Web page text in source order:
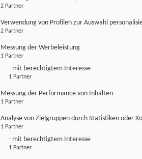
2 Partner
Verwendung von Profilen zur Auswahl
2 Partner
Messung der Werbeleistung
1 Partner
- mit berechtigtem Interesse
1 Partner
Messung der Performance von Inhalten
1 Partner
Analyse von Zielgruppen durch Statistiken oder
1 Partner
- mit berechtigtem Interesse
1 Partner